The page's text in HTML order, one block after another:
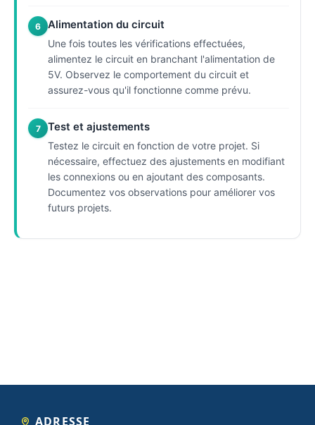
6 Alimentation du circuit
Une fois toutes les vérifications effectuées,
alimentez le circuit en branchant l'alimentation de
5V. Observez le comportement du circuit et
assurez-vous qu'il fonctionne comme prévu.
7 Test et ajustements
Testez le circuit en fonction de votre projet. Si
nécessaire, effectuez des ajustements en modifiant
les connexions ou en ajoutant des composants.
Documentez vos observations pour améliorer vos
futurs projets.
ADRESSE